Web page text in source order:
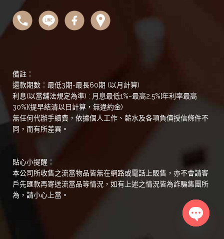
備註：
還款期數：最低3期-最長60期 (以月計算)
利息(以當舖法規定為準) : 月息最低1%~最高2.5%[年利率最高
30%](提早結清以日計算，無違約金)
無任何代辦手續費，依據個人工作、薪水及各項負債授信條件不
同，而有所差異。
貼心小提醒：
本公司所收售之流當物品皆無在網路或電話上販售，亦不會請客
戶先匯款再寄送流當品等情況，如有上述之情況皆為詐騙集團所
為，請小心上當。